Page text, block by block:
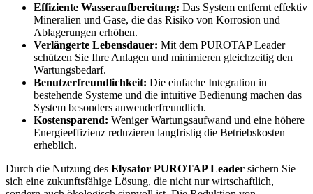
Effiziente Wasseraufbereitung: Das System entfernt effektiv
Mineralien und Gase, die das Risiko von Korrosion und
Ablagerungen erhöhen.
Verlängerte Lebensdauer: Mit dem PUROTAP Leader
schützen Sie Ihre Anlagen und minimieren gleichzeitig den
Wartungsbedarf.
Benutzerfreundlichkeit: Die einfache Integration in
bestehende Systeme und die intuitive Bedienung machen das
System besonders anwenderfreundlich.
Kostensparend: Weniger Wartungsaufwand und eine höhere
Energieeffizienz reduzieren langfristig die Betriebskosten
erheblich.
Durch die Nutzung des Elysator PUROTAP Leader sichern Sie
sich eine zukunftsfähige Lösung, die nicht nur wirtschaftlich,